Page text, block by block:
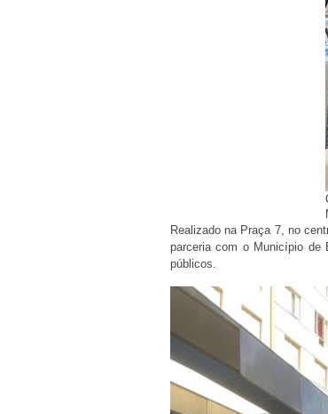
Realizado na Praça 7, no
parceria com o Município de
públicos.